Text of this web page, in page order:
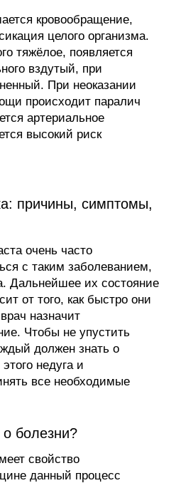
кровообращение,
целого организма.
тяжёлое, появляется
вздутый, при
При неоказании
происходит паралич
артериальное
высокий риск
причины, симптомы,
очень часто
с таким заболеванием,
Дальнейшее их состояние
от того, как быстро они
назначит
Чтобы не упустить
должен знать о
недуга и
все необходимые
о болезни?
свойство
данный процесс